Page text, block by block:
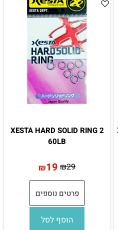
XESTA HARD SOLID RING 2
60LB
₪29
₪19
פרטים נוספים
הוסף לסל